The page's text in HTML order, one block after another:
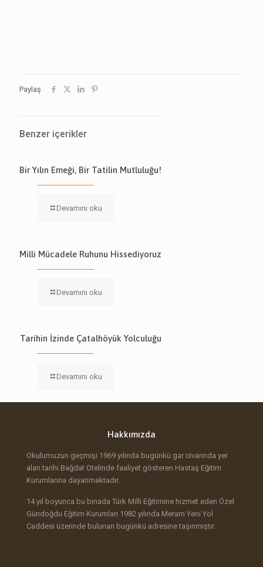
Paylaş
Benzer içerikler
Bir Yılın Emeği, Bir Tatilin Mutluluğu!
Devamını oku
Milli Mücadele Ruhunu Hissediyoruz
Devamını oku
Tarihin İzinde Çatalhöyük Yolculuğu
Devamını oku
Hakkımızda
Okulumuzun geçmişi 1969 yılında bugünkü gar civarında yer
alan tarihi Bağdat Otelinde faaliyet gösteren Hastaş Eğitim
Kurumlarına dayanmaktadır.
14 yıl boyunca bu binada Türk Milli Eğitimine hizmet eden Özel
Gündoğdu Eğitim Kurumları 1982 yılında Meram Yeni Yol
Caddesi üzerinde bulunan bugünkü adresine taşınmıştır.